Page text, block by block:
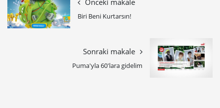
Biri Beni Kurtarsın!
Sonraki makale
Puma'yla 60'lara gidelim